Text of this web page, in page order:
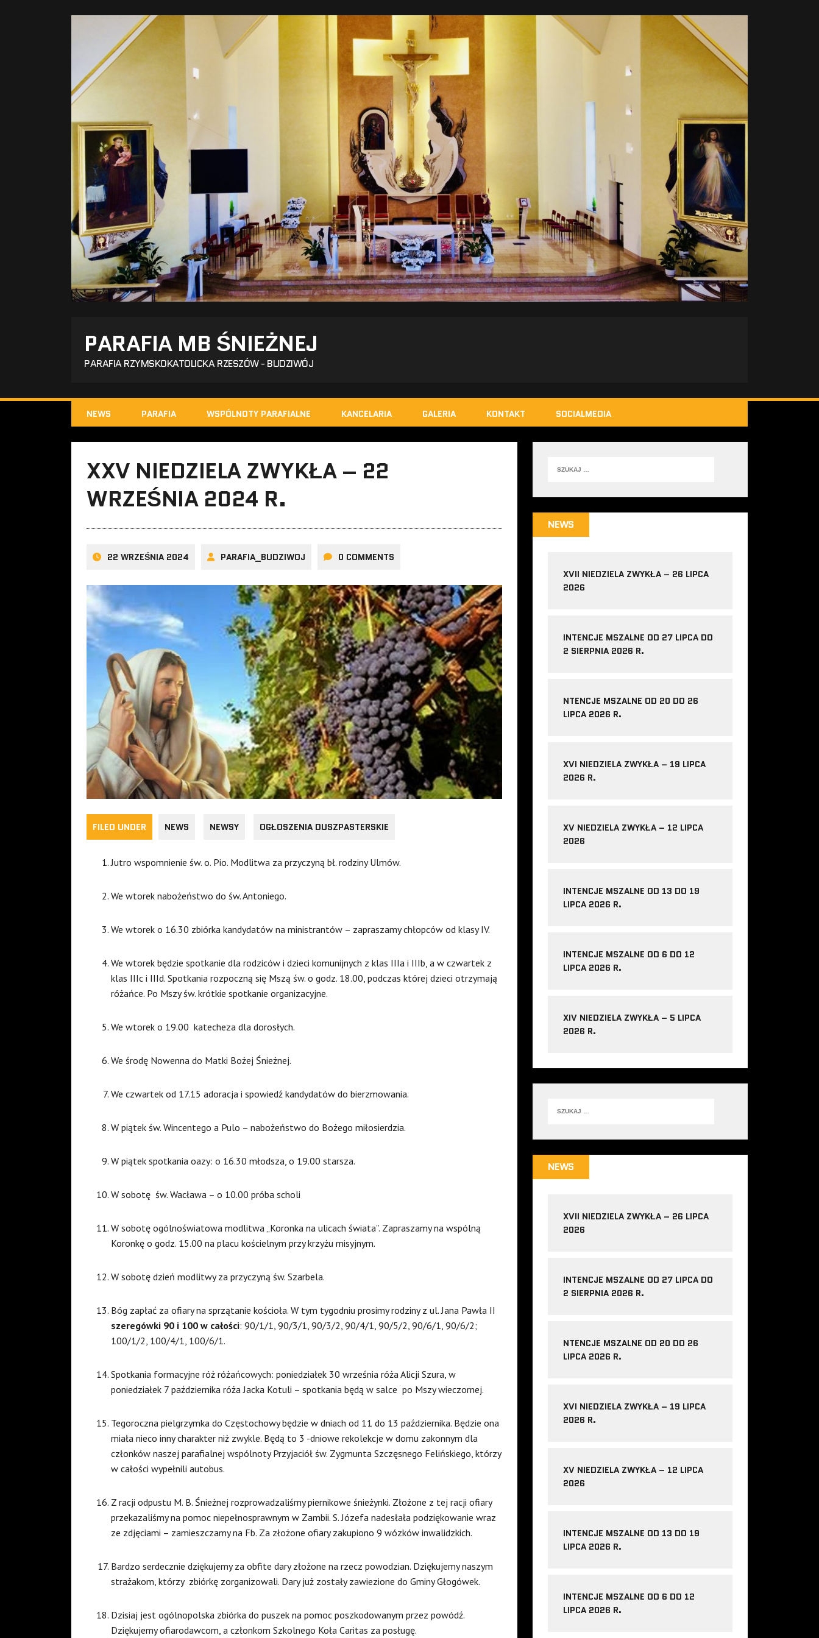
PARAFIA MB ŚNIEŻNEJ
PARAFIA RZYMSKOKATOLICKA RZESZÓW - BUDZIWÓJ
NEWS PARAFIA WSPÓLNOTY PARAFIALNE KANCELARIA GALERIA KONTAKT SOCIALMEDIA
XXV NIEDZIELA ZWYKŁA – 22
WRZEŚNIA 2024 R.
22 WRZEŚNIA 2024 PARAFIA_BUDZIWOJ 0 COMMENTS
FILED UNDER NEWS NEWSY OGŁOSZENIA DUSZPASTERSKIE
Jutro wspomnienie św. o. Pio. Modlitwa za przyczyną bł. rodziny Ulmów.
We wtorek nabożeństwo do św. Antoniego.
We wtorek o 16.30 zbiórka kandydatów na ministrantów – zapraszamy chłopców od klasy IV.
We wtorek będzie spotkanie dla rodziców i dzieci komunijnych z klas IIIa i IIIb, a w czwartek z
klas IIIc i IIId. Spotkania rozpoczną się Mszą św. o godz. 18.00, podczas której dzieci otrzymają
różańce. Po Mszy św. krótkie spotkanie organizacyjne.
We wtorek o 19.00 katecheza dla dorosłych.
We środę Nowenna do Matki Bożej Śnieżnej.
We czwartek od 17.15 adoracja i spowiedź kandydatów do bierzmowania.
W piątek św. Wincentego a Pulo – nabożeństwo do Bożego miłosierdzia.
W piątek spotkania oazy: o 16.30 młodsza, o 19.00 starsza.
W sobotę św. Wacława – o 10.00 próba scholi
W sobotę ogólnoświatowa modlitwa „Koronka na ulicach świata”. Zapraszamy na wspólną
Koronkę o godz. 15.00 na placu kościelnym przy krzyżu misyjnym.
W sobotę dzień modlitwy za przyczyną św. Szarbela.
Bóg zapłać za ofiary na sprzątanie kościoła. W tym tygodniu prosimy rodziny z ul. Jana Pawła II
szeregówki 90 i 100 w całości: 90/1/1, 90/3/1, 90/3/2, 90/4/1, 90/5/2, 90/6/1, 90/6/2;
100/1/2, 100/4/1, 100/6/1.
Spotkania formacyjne róż różańcowych: poniedziałek 30 września róża Alicji Szura, w
poniedziałek 7 października róża Jacka Kotuli – spotkania będą w salce po Mszy wieczornej.
Tegoroczna pielgrzymka do Częstochowy będzie w dniach od 11 do 13 października. Będzie ona
miała nieco inny charakter niż zwykle. Będą to 3 -dniowe rekolekcje w domu zakonnym dla
członków naszej parafialnej wspólnoty Przyjaciół św. Zygmunta Szczęsnego Felińskiego, którzy
w całości wypełnili autobus.
Z racji odpustu M. B. Śnieżnej rozprowadzaliśmy piernikowe śnieżynki. Złożone z tej racji ofiary
przekazaliśmy na pomoc niepełnosprawnym w Zambii. S. Józefa nadesłała podziękowanie wraz
ze zdjęciami – zamieszczamy na Fb. Za złożone ofiary zakupiono 9 wózków inwalidzkich.
Bardzo serdecznie dziękujemy za obfite dary złożone na rzecz powodzian. Dziękujemy naszym
strażakom, którzy zbiórkę zorganizowali. Dary już zostały zawiezione do Gminy Głogówek.
Dzisiaj jest ogólnopolska zbiórka do puszek na pomoc poszkodowanym przez powódź.
Dziękujemy ofiarodawcom, a członkom Szkolnego Koła Caritas za posługę.
NEWS
XVII NIEDZIELA ZWYKŁA – 26 LIPCA
2026
INTENCJE MSZALNE OD 27 LIPCA DO
2 SIERPNIA 2026 R.
NTENCJE MSZALNE OD 20 DO 26
LIPCA 2026 R.
XVI NIEDZIELA ZWYKŁA – 19 LIPCA
2026 R.
XV NIEDZIELA ZWYKŁA – 12 LIPCA
2026
INTENCJE MSZALNE OD 13 DO 19
LIPCA 2026 R.
INTENCJE MSZALNE OD 6 DO 12
LIPCA 2026 R.
XIV NIEDZIELA ZWYKŁA – 5 LIPCA
2026 R.
NEWS
XVII NIEDZIELA ZWYKŁA – 26 LIPCA
2026
INTENCJE MSZALNE OD 27 LIPCA DO
2 SIERPNIA 2026 R.
NTENCJE MSZALNE OD 20 DO 26
LIPCA 2026 R.
XVI NIEDZIELA ZWYKŁA – 19 LIPCA
2026 R.
XV NIEDZIELA ZWYKŁA – 12 LIPCA
2026
INTENCJE MSZALNE OD 13 DO 19
LIPCA 2026 R.
INTENCJE MSZALNE OD 6 DO 12
LIPCA 2026 R.